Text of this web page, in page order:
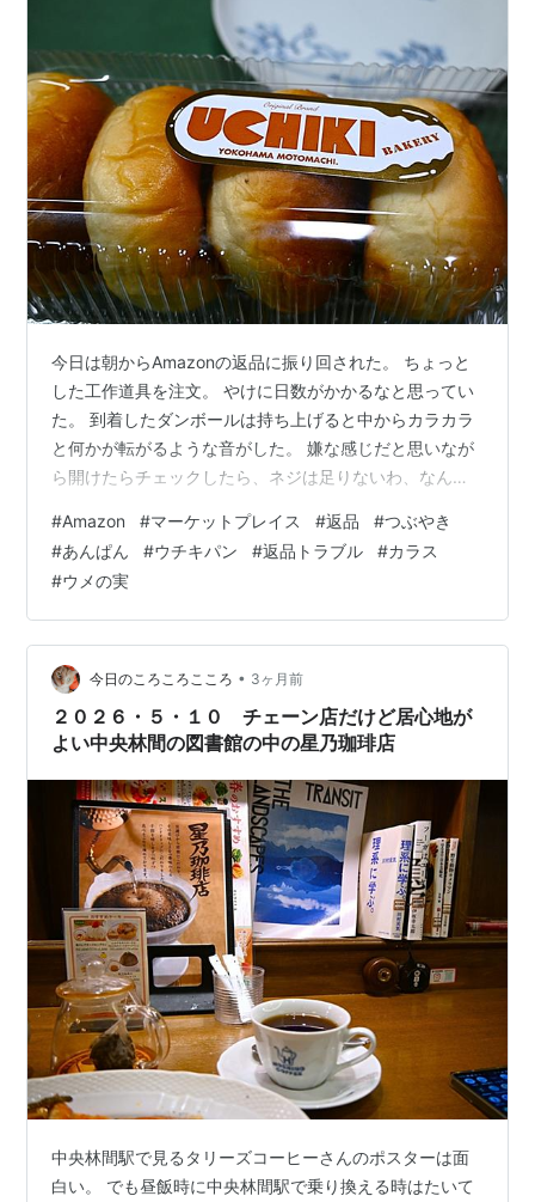
今日は朝からAmazonの返品に振り回された。 ちょっと
した工作道具を注文。 やけに日数がかかるなと思ってい
た。 到着したダンボールは持ち上げると中からカラカラ
と何かが転がるような音がした。 嫌な感じだと思いなが
ら開けたらチェックしたら、ネジは足りないわ、なんだ
て、こういうタイプの不良品には当たったことはなかっ
たから、返品方法を調べたら、その商品は３０日間返品
可でスマホで簡単にできるとのことだった。 返品依頼を
したらバーコードが来た。 これでコンビニから発送して
おけばいいのか。と、思ったのだけど、そのバーコード
は使えなくてジタバタ。 Am…
#Amazon #マーケットプレイス #返品 #つぶやき
#あんぱん #ウチキパン #返品トラブル #カラス
#ウメの実
今日のころころこころ • 3ヶ月前
２０２６・５・１０ チェーン店だけど居心地が
よい中央林間の図書館の中の星乃珈琲店
中央林間駅で見るタリーズコーヒーさんのポスターは面
白い。 でも昼飯時に中央林間駅で乗り換える時はたいて